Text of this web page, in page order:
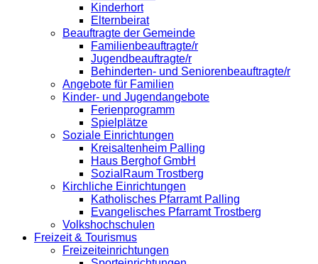
Kinderhort
Elternbeirat
Beauftragte der Gemeinde
Familienbeauftragte/r
Jugendbeauftragte/r
Behinderten- und Seniorenbeauftragte/r
Angebote für Familien
Kinder- und Jugendangebote
Ferienprogramm
Spielplätze
Soziale Einrichtungen
Kreisaltenheim Palling
Haus Berghof GmbH
SozialRaum Trostberg
Kirchliche Einrichtungen
Katholisches Pfarramt Palling
Evangelisches Pfarramt Trostberg
Volkshochschulen
Freizeit & Tourismus
Freizeiteinrichtungen